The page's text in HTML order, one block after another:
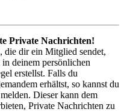
Private Nachrichten!
die dir ein Mitglied sendet,
deinem persönlichen
erstellst. Falls du
erhältst, so kannst du
Dieser kann dem
Private Nachrichten zu